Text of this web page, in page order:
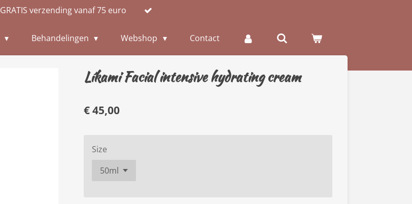
GRATIS verzending vanaf 75 euro
Behandelingen Webshop Contact
Líkami Facial intensive hydrating cream
€ 45,00
Size